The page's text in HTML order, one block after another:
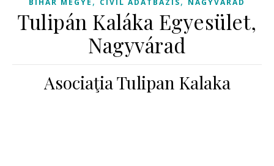
BIHAR MEGYE CIVIL ADATBÁZIS NAGYVÁRAD
Tulipán Kaláka Egyesület,
Nagyvárad
Asociaţia Tulipan Kalaka